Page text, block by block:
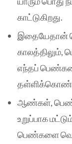
காட்டுகிறது.
இதையேதான்
காலத்திலும்,
எந்தப்
ஆண்கள்,
உறுப்பாக
பெண்களை